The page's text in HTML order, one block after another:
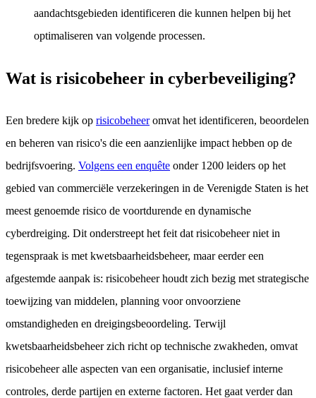
aandachtsgebieden identificeren die kunnen helpen bij het
optimaliseren van volgende processen.
Wat is risicobeheer in cyberbeveiliging?
Een bredere kijk op risicobeheeromvat het identificeren, beoordelen
en beheren van risico's die een aanzienlijke impact hebben op de
bedrijfsvoering. Volgens een enquête onder 1200 leiders op het
gebied van commerciële verzekeringen in de Verenigde Staten is het
meest genoemde risico de voortdurende en dynamische
cyberdreiging. Dit onderstreept het feit dat risicobeheer niet in
tegenspraak is met kwetsbaarheidsbeheer, maar eerder een
afgestemde aanpak is: risicobeheer houdt zich bezig met strategische
toewijzing van middelen, planning voor onvoorziene
omstandigheden en dreigingsbeoordeling. Terwijl
kwetsbaarheidsbeheer zich richt op technische zwakheden, omvat
risicobeheer alle aspecten van een organisatie, inclusief interne
controles, derde partijen en externe factoren. Het gaat verder dan